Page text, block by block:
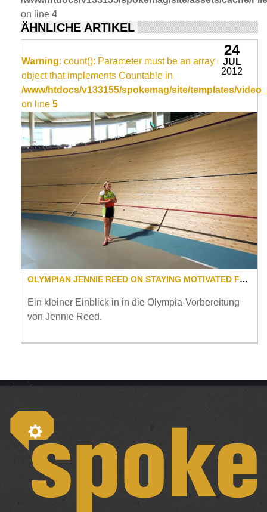
on line 4
ÄHNLICHE ARTIKEL
Warning: count(): Parameter must be an array or an
object that implements Countable in
/www/htdocs/v133155/spokemag/site/templates/
on line 5
OLYMPIAN JENNIE REED ON STAYING MOTIVATED FOR HEALTH & FITNESS
Ein kleiner Einblick in in die Olympia-Vorbereitung
von Jennie Reed.
24
JUL
2012